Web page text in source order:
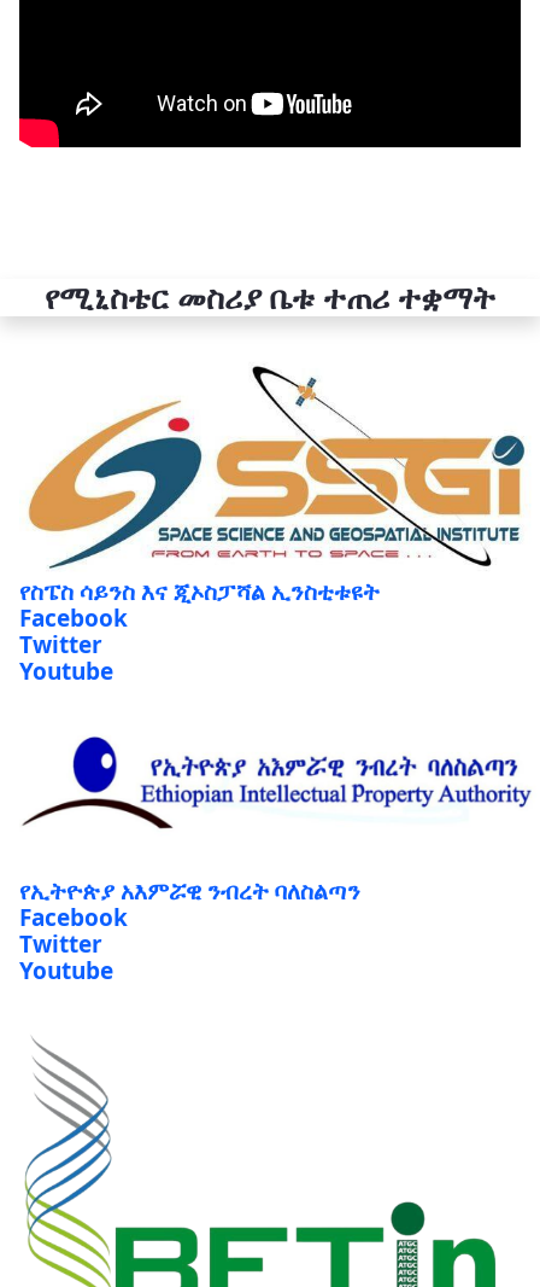
የሚኒስቴር መስሪያ ቤቱ ተጠሪ ተቋማት
የስፔስ ሳይንስ እና ጂኦስፓሻል ኢንስቲቱዩት
Facebook
Twitter
Youtube
የኢትዮጵያ አእምሯዊ ንብረት ባለስልጣን
Facebook
Twitter
Youtube